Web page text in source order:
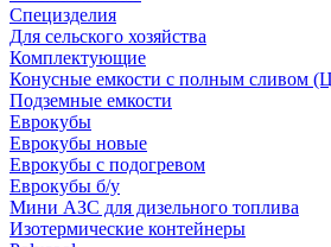
Специзделия
Для сельского хозяйства
Комплектующие
Конусные емкости с полным сливом
Подземные емкости
Еврокубы
Еврокубы новые
Еврокубы с подогревом
Еврокубы б/у
Мини АЗС для дизельного топлива
Изотермические контейнеры